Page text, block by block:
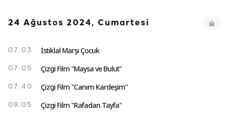
24 Ağustos 2024, Cumartesi
07:03 İstiklal Marşı Çocuk
07:05 Çizgi Film "Maysa ve Bulut"
07:40 Çizgi Film "Canım Kardeşim"
08:05 Çizgi Film "Rafadan Tayfa"